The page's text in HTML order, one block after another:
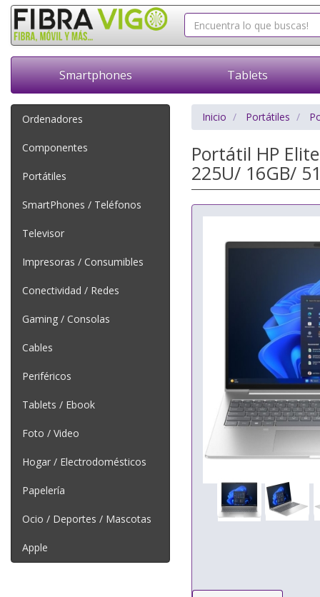
Smartphones Tablets
Ordenadores
Componentes
Portátiles
SmartPhones / Teléfonos
Televisor
Impresoras / Consumibles
Conectividad / Redes
Gaming / Consolas
Cables
Periféricos
Tablets / Ebook
Foto / Video
Hogar / Electrodomésticos
Papelería
Ocio / Deportes / Mascotas
Apple
Inicio Portátiles
Portátil HP
225U/ 16GB/